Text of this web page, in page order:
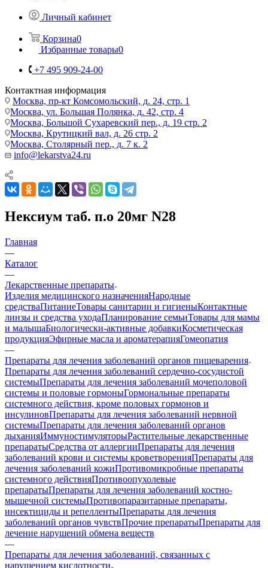
Личный кабинет
Корзина0
Избранные товары0
+7 495 909-24-00
Контактная информация
Москва, пр-кт Комсомольский, д. 24, стр. 1
Москва, ул. Большая Полянка, д. 42, стр. 4
Москва, Большой Сухаревский пер., д. 19 стр. 2
Москва, Крутицкий вал, д. 26 стр. 2
Москва, Столярный пер., д. 7 к. 2
info@lekarstva24.ru
Нексиум таб. п.о 20мг N28
Главная
—
Каталог
—
Лекарственные препараты
Изделия медицинского назначенияНародные
средстваПитаниеТовары санитарии и гигиеныКонтактные
линзы и средства уходаПланирование семьиТовары для мамы
и малышаБиологически-активные добавкиКосметическая
продукцияЭфирные масла и ароматерапияГомеопатия
—
Препараты для лечения заболеваний органов пищеварения
Препараты для лечения заболеваний сердечно-сосудистой
системыПрепараты для лечения заболеваний мочеполовой
системы и половые гормоныГормональные препараты
системного действия, кроме половых гормонов и
инсулиновПрепараты для лечения заболеваний нервной
системыПрепараты для лечения заболеваний органов
дыханияИммуностимуляторыРастительные лекарственные
препаратыСредства от аллергииПрепараты для лечения
заболеваний крови и системы кроветворенияПрепараты для
лечения заболеваний кожиПротивомикробные препараты
системного действияПротивоопухолевые
препаратыПрепараты для лечения заболеваний костно-
мышечной системыПротивопаразитарные препараты,
инсектициды и репеллентыПрепараты для лечения
заболеваний органов чувствПрочие препаратыПрепараты для
лечение нарушений обмена веществ
—
Препараты для лечения заболеваний, связанных с
нарушением кислотности